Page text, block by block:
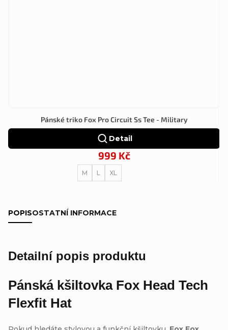
Pánské triko Fox Pro Circuit Ss Tee - Military
999 Kč
Detail
M L XL
POPISOSTATNÍ INFORMACE
Detailní popis produktu
Pánská kšiltovka Fox Head Tech
Flexfit Hat